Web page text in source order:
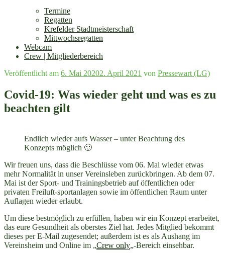
Termine
Regatten
Krefelder Stadtmeisterschaft
Mittwochsregatten
Webcam
Crew | Mitgliederbereich
Veröffentlicht am 6. Mai 20202. April 2021 von Pressewart (LG)
Covid-19: Was wieder geht und was es zu
beachten gilt
Endlich wieder aufs Wasser – unter Beachtung des
Konzepts möglich 🙂
Wir freuen uns, dass die Beschlüsse vom 06. Mai wieder etwas
mehr Normalität in unser Vereinsleben zurückbringen. Ab dem 07.
Mai ist der Sport- und Trainingsbetrieb auf öffentlichen oder
privaten Freiluft-sportanlagen sowie im öffentlichen Raum unter
Auflagen wieder erlaubt.
Um diese bestmöglich zu erfüllen, haben wir ein Konzept erarbeitet,
das eure Gesundheit als oberstes Ziel hat. Jedes Mitglied bekommt
dieses per E-Mail zugesendet; außerdem ist es als Aushang im
Vereinsheim und Online im „Crew only„-Bereich einsehbar.